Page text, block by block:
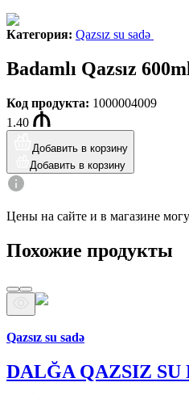
Категория: Qazsız su sadə
Badamlı Qazsız
Код продукта: 1000004009
1.40
Добавить в корзину
Добавить в корзину
Цены на сайте и в магазине
Похожие продукты
Qazsız su sadə
DALĞA QAZSIZ SU